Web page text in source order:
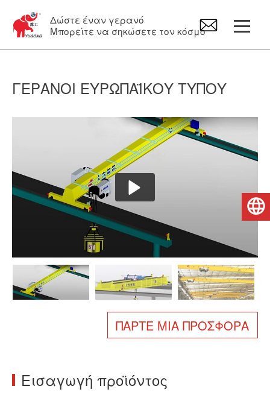
Δώστε έναν γερανό
Μπορείτε να σηκώσετε τον κόσμο
περιστρεφόμενος γερανός
Ηλεκτρικό Βαρούλκα
Ανταλλακτικά γερανών
Σχετικά με εμάς
Νέα
Επικοινωνήστε μαζί μας
ΓΕΡΑΝΟΊ ΕΥΡΩΠΑΪΚΟΎ ΤΎΠΟΥ
ΠΆΡΤΕ ΜΙΑ ΠΡΟΣΦΟΡΆ
Εισαγωγή προϊόντος
Ελληνικά